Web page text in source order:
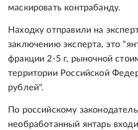
маскировать контрабанду.
Находку отправили на
заключению эксперта, это
фракции 2-5 г, рыночной
территории Российской
рублей".
По российскому
необработанный янтарь